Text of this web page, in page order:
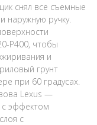
снял все съемные
наружную ручку.
P400, чтобы
и
грунт
при 60 градусах.
Lexus —
с эффектом
с